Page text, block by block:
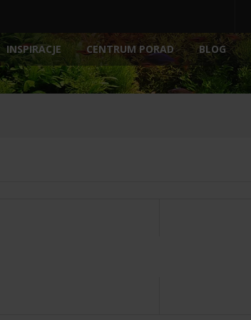
AKWARIA AKCESORIA
INSPIRACJE CENTRUM PORAD BLOG